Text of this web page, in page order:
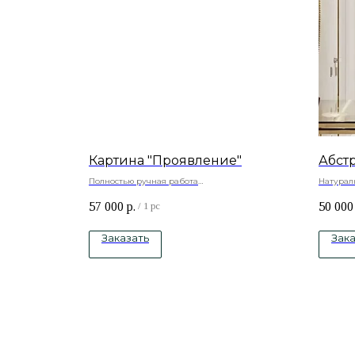
Картина "Проявление"
Полностью ручная работа
краски
57 000 р. / 1 pc
Заказать
50 000